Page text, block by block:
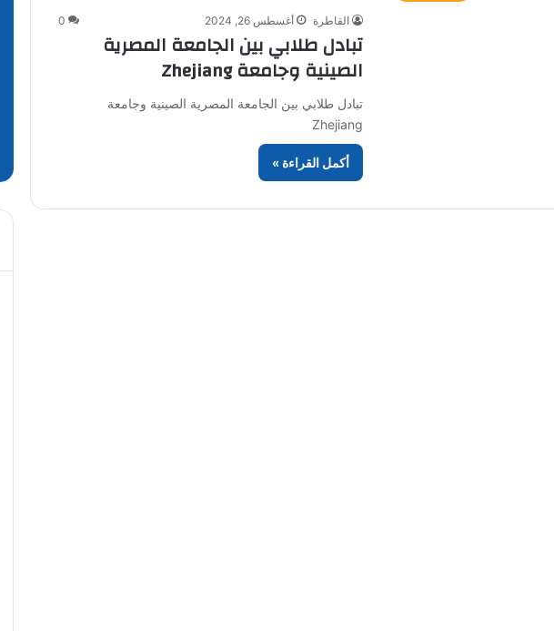
القاطرة أغسطس 26, 2024 0
تبادل طلابي بين الجامعة المصرية
الصينية وجامعة Zhejiang
تبادل طلابي بين الجامعة المصرية الصينية وجامعة
Zhejiang
أكمل القراءة »